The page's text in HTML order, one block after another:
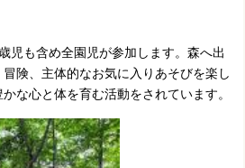
児も含め全園児が参加します。森へ出
険、主体的なお気に入りあそびを楽し
な心と体を育む活動をされています。